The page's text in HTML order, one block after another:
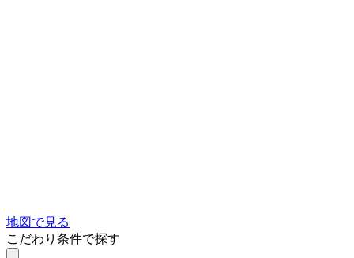
地図で見る
こだわり条件で探す